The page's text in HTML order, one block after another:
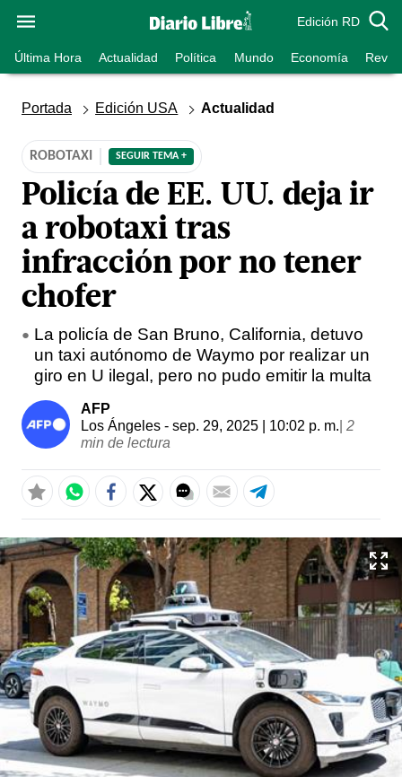
Edición RD
Última Hora Actualidad Política Mundo Economía
Portada Edición USA Actualidad
ROBOTAXI SEGUIR TEMA +
Policía de EE. UU. deja ir
a robotaxi tras
infracción por no tener
chofer
La policía de San Bruno, California, detuvo
un taxi autónomo de Waymo por realizar un
giro en U ilegal, pero no pudo emitir la multa
AFP
Los Ángeles - sep. 29, 2025 | 10:02 p. m. 2
min de lectura